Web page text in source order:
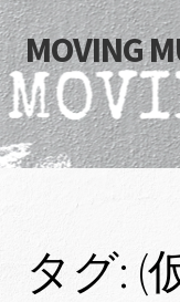
ナ
ビ
ゲ
ー
シ
ス
キ
コ
ン
テ
ン
ツ
ッ
プ
MOVING
Home
What’s New
タグ: (